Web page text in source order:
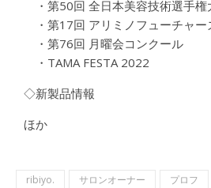
・第50回 全日本美容技術選手権
・第17回 アリミノフューチャー
・第76回 月曜会コンクール
・TAMA FESTA 2022
◇新製品情報
ほか
ribiyo. サロンオーナー プロフ